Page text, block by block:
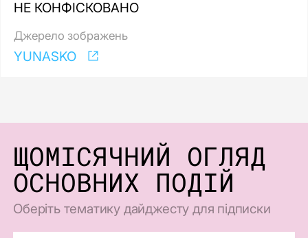
НЕ КОНФІСКОВАНО
Джерело зображень
YUNASKO
ЩОМІСЯЧНИЙ ОГЛЯД
ОСНОВНИХ ПОДІЙ
Оберіть тематику дайджесту для підписки